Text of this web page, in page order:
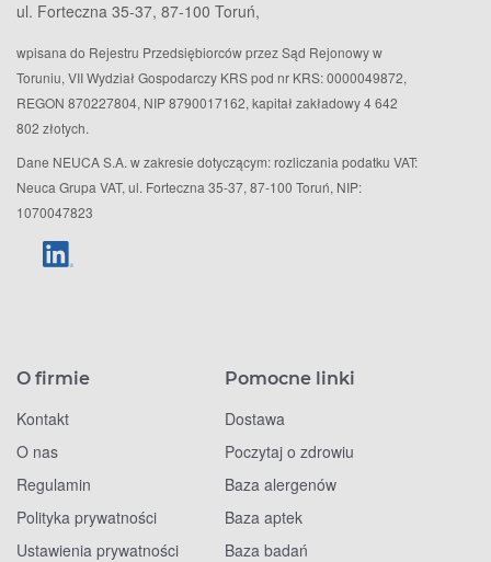
ul. Forteczna 35-37, 87-100 Toruń,
wpisana do Rejestru Przedsiębiorców przez Sąd Rejonowy w
Toruniu, VII Wydział Gospodarczy KRS pod nr KRS: 0000049872,
REGON 870227804, NIP 8790017162, kapitał zakładowy 4 642
802 złotych.
Dane NEUCA S.A. w zakresie dotyczącym: rozliczania podatku VAT:
Neuca Grupa VAT, ul. Forteczna 35-37, 87-100 Toruń, NIP:
1070047823
O firmie
Kontakt
O nas
Regulamin
Polityka prywatności
Ustawienia prywatności
Pomocne linki
Dostawa
Poczytaj o zdrowiu
Baza alergenów
Baza aptek
Baza badań